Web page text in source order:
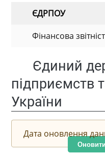
ЄДРПОУ
Фінансова
Єдиний
підприємств
України
Дата оновлення